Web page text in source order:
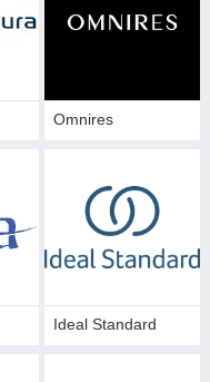
Omnires
Ideal Standard